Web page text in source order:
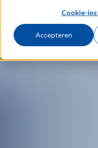
Cookie-
Accepteren